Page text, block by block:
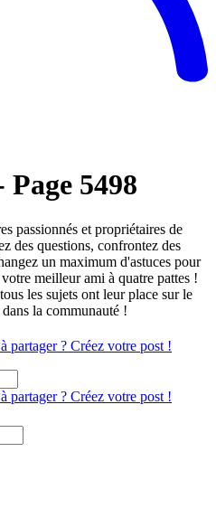
5498
passionnés et propriétaires de
des questions, confrontez des
un maximum d'astuces pour
meilleur ami à quatre pattes !
les sujets ont leur place sur le
la communauté !
partager ? Créez votre post !
partager ? Créez votre post !